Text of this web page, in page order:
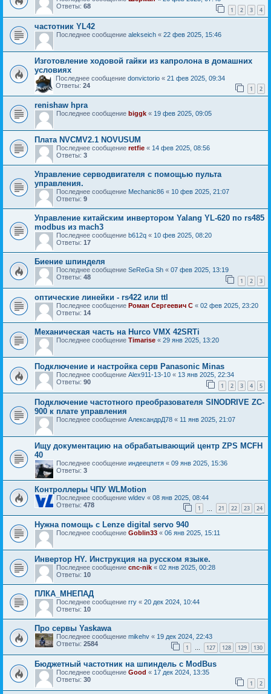
Ответы: 68 1 2 3 4
частотник YL42
Последнее сообщение alekseich « 22 фев 2025, 15:46
Изготовление ходовой гайки из капролона в домашних
условиях
Последнее сообщение donvictorio « 21 фев 2025, 09:34
Ответы: 24 1 2
renishaw hpra
Последнее сообщение biggk « 19 фев 2025, 09:05
Плата NVCMV2.1 NOVUSUM
Последнее сообщение retfie « 14 фев 2025, 08:56
Ответы: 3
Управление серводвигателя с помощью пульта
управления.
Последнее сообщение Mechanic86 « 10 фев 2025, 21:07
Ответы: 9
Управление китайским инвертором Yalang YL-620 по rs485
modbus из mach3
Последнее сообщение b612q « 10 фев 2025, 08:20
Ответы: 17
Биение шпинделя
Последнее сообщение SeReGa Sh « 07 фев 2025, 13:19
Ответы: 48 1 2 3
оптические линейки - rs422 или ttl
Последнее сообщение Роман Сергеевич С « 02 фев 2025, 23:20
Ответы: 14
Механическая часть на Hurco VMX 42SRTi
Последнее сообщение Timarise « 29 янв 2025, 13:20
Подключение и настройка серв Panasonic Minas
Последнее сообщение Alex911-13-10 « 13 янв 2025, 22:34
Ответы: 90 1 2 3 4 5
Подключение частотного преобразователя SINODRIVE ZC-
900 к плате управления
Последнее сообщение АлександрД78 « 11 янв 2025, 21:07
Ищу документацию на обрабатывающий центр ZPS MCFH
40
Последнее сообщение индеецпетя « 09 янв 2025, 15:36
Ответы: 3
Контроллеры ЧПУ WLMotion
Последнее сообщение wldev « 08 янв 2025, 08:44
Ответы: 478 1 21 22 23 24
Нужна помощь с Lenze digital servo 940
Последнее сообщение Goblin33 « 06 янв 2025, 15:11
Инвертор HY. Инструкция на русском языке.
Последнее сообщение cnc-nik « 02 янв 2025, 00:28
Ответы: 10
ПЛКА_МНЕПАД
Последнее сообщение rry « 20 дек 2024, 10:44
Ответы: 10
Про сервы Yaskawa
Последнее сообщение mikehv « 19 дек 2024, 22:43
Ответы: 2584 1 … 127 128 129 130
Бюджетный частотник на шпиндель с ModBus
Последнее сообщение Good « 17 дек 2024, 13:35
Ответы: 30 1 2